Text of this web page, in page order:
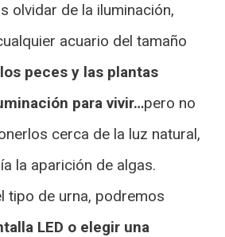
olvidar de la iluminación,
acuario del tamaño
los peces y las plantas
para vivir…pero no
cerca de la luz natural,
la aparición de algas.
tipo de urna, podremos
LED o elegir una